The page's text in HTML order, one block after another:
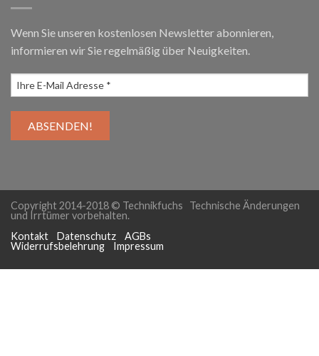
Wenn Sie unseren kostenlosen Newsletter abonnieren,
informieren wir Sie regelmäßig über Neuigkeiten.
Copyright 2014-2018 © Technikfuchs Technische Änderungen
und Irrtümer vorbehalten.
Kontakt
Datenschutz
AGBs
Widerrufsbelehrung
Impressum